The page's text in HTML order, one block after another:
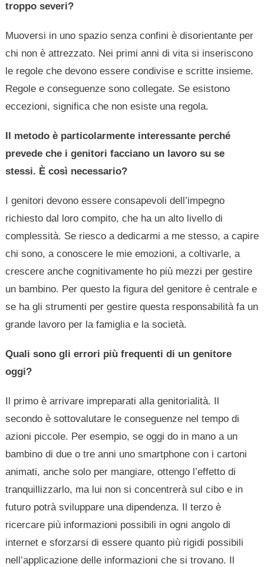
troppo severi?
Muoversi in uno spazio senza confini è disorientante per
chi non è attrezzato. Nei primi anni di vita si inseriscono
le regole che devono essere condivise e scritte insieme.
Regole e conseguenze sono collegate. Se esistono
eccezioni, significa che non esiste una regola.
Il metodo è particolarmente interessante perché
prevede che i genitori facciano un lavoro su se
stessi. Ècosì necessario?
I genitori devono essere consapevoli dell’impegno
richiesto dal loro compito, che ha un alto livello di
complessità. Se riesco a dedicarmi a me stesso, a capire
chi sono, a conoscere le mie emozioni, a coltivarle, a
crescere anche cognitivamente ho più mezzi per gestire
un bambino. Per questo la figura del genitore è centrale e
se ha gli strumenti per gestire questa responsabilità fa un
grande lavoro per la famiglia e la società.
Quali sono gli errori più frequenti di un genitore
oggi?
Il primo è arrivare impreparati alla genitorialità. Il
secondo è sottovalutare le conseguenze nel tempo di
azioni piccole. Per esempio, se oggi do in mano a un
bambino di due o tre anni uno smartphone con i cartoni
animati, anche solo per mangiare, ottengo l’effetto di
tranquillizzarlo, ma lui non si concentrerà sul cibo e in
futuro potrà sviluppare una dipendenza. Il terzo è
ricercare più informazioni possibili in ogni angolo di
internet e sforzarsi di essere quanto più rigidi possibili
nell’applicazione delle informazioni che si trovano. Il